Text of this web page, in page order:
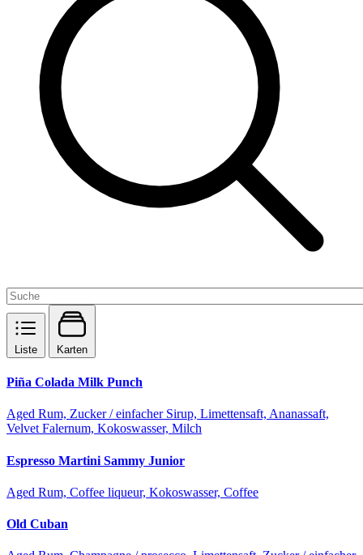
Liste Karten
Piña Colada Milk Punch
Aged Rum, Zucker / einfacher Sirup, Limettensaft, Ananassaft,
Velvet Falernum, Kokoswasser, Milch
Espresso Martini Sammy Junior
Aged Rum, Coffee liqueur, Kokoswasser, Coffee
Old Cuban